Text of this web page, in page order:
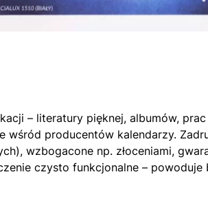
– literatury pięknej, albumów,
wśród producentów kalendarzy.
wzbogacone np. złoceniami,
czysto funkcjonalne – powoduje